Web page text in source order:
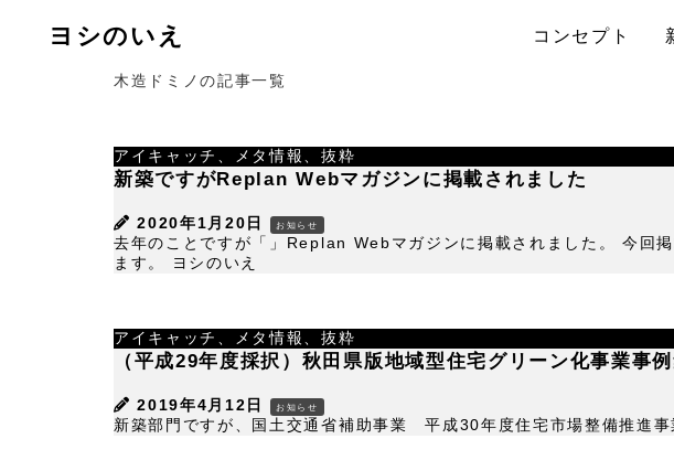
ヨシのいえ コンセプト
木造ドミノの記事一覧
アイキャッチ、メタ情報、抜粋
新築ですがReplan Webマガジンに掲載されました
2020年1月20日 お知らせ
去年のことですが「」Replan Webマガジンに掲載されました。 今回
ます。 ヨシのいえ
アイキャッチ、メタ情報、抜粋
（平成29年度採択）秋田県版地域型住宅グリーン化事業事
2019年4月12日 お知らせ
新築部門ですが、国土交通省補助事業 平成30年度住宅市場整備推